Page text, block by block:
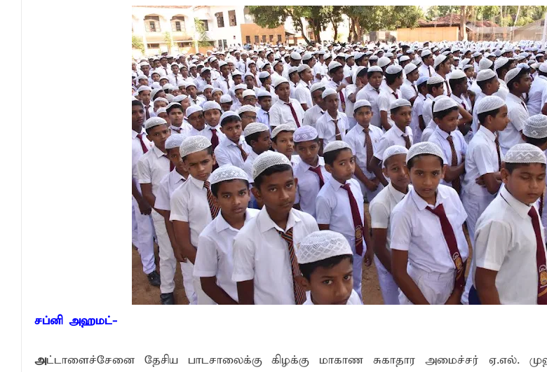
சப்னி அஹமட்-
அட்டாளைச்சேனை தேசிய பாடசாலைக்கு கிழக்கு மாகாண சுகாதார அமைச்சர் ஏ.எல்.